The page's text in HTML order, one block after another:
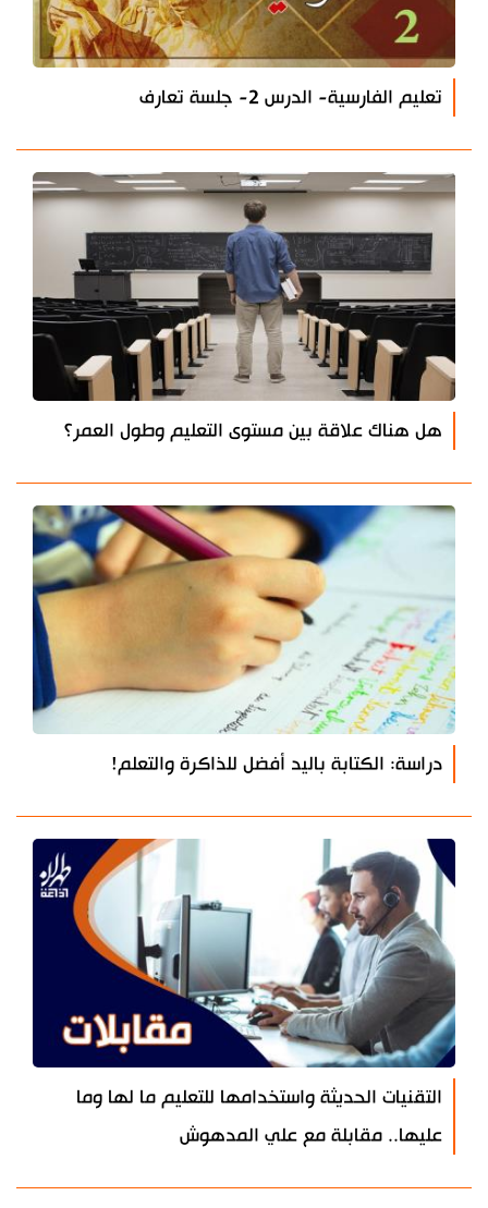
تعليم الفارسية- الدرس 2- جلسة تعارف
هل هناك علاقة بين مستوى التعليم وطول العمر؟
دراسة: الكتابة باليد أفضل للذاكرة والتعلم!
التقنيات الحديثة واستخدامها للتعليم ما لها وما
عليها.. مقابلة مع علي المدهوش